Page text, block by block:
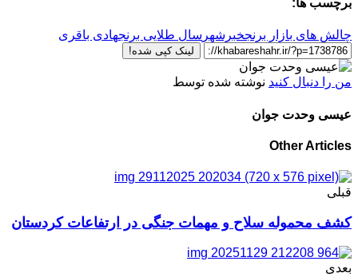
برچسب ها:
چالش های بازار برنجخبرشهر سال طلایی برنجهادی باقری
لینک کپی شده!
من را دنبال کنید نوشته شده توسط
عیسی وحدت جوان
Other Articles
قبلی
کشف محموله سلاح و مهمات جنگی در ارتفاعات کردستان
بعدی